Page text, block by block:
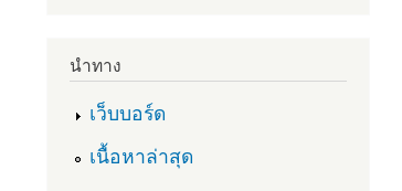
นำทาง
เว็บบอร์ด
เนื้อหาล่าสุด